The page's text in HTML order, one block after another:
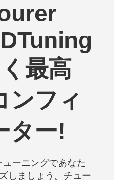
最高
ンフィ
ター!
ーニングであなた
しましょう。チュー